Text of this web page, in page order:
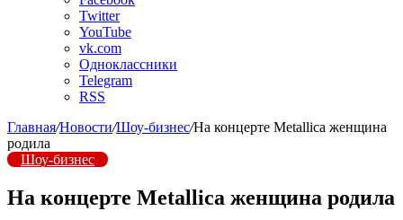
Twitter
YouTube
vk.com
Одноклассники
Telegram
RSS
Главная/Новости/Шоу-бизнес/На концерте Metallica женщина
родила
Шоу-бизнес
На концерте Metallica женщина родила